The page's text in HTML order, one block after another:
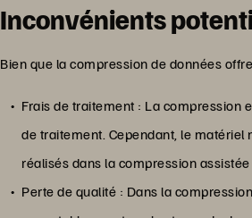
Inconvénients
Bien que la compression de données
Frais de traitement : La compression
de traitement. Cependant, le
réalisés dans la compression
Perte de qualité : Dans la